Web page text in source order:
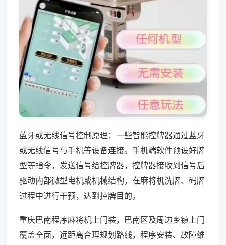
蓝牙或无线信号控制原理：一些智能控牌器通过蓝牙
或无线信号与手机等设备连接。手机端软件预设好牌
型等指令，发送信号给控牌器，控牌器接收到信号后
驱动内部微型电机或机械结构，在麻将机洗牌、码牌
过程中进行干预，达到控牌目的。
重庆巴南程序麻将机上门装，巴南区及周边乡镇上门
覆盖全面，远距离合理规划路线，程序安装、故障维